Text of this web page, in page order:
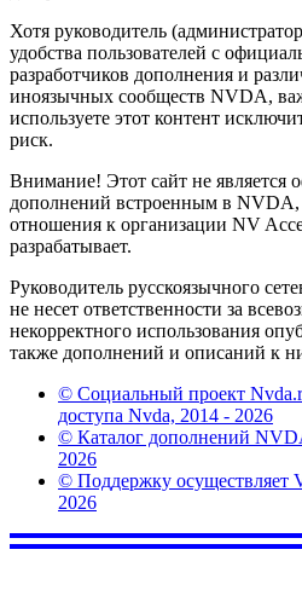
Хотя руководитель
удобства пользователей с
разработчиков дополнения и
иноязычных сообществ NVDA,
используете этот контент
риск.
Внимание! Этот сайт не является
дополнений встроенным в NVDA,
отношения к организации NV
разрабатывает.
Руководитель русскоязычного
не несет ответственности за
некорректного использования
также дополнений и описаний к
© Социальный проект
доступа Nvda, 2014 - 2026
© Каталог дополнений
2026
© Поддержку осуществляет
2026